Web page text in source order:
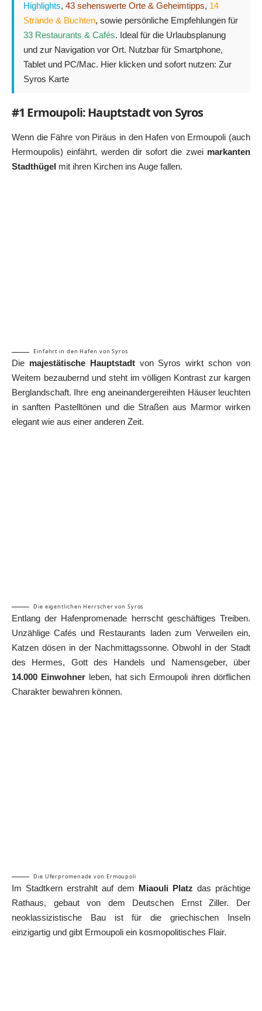
Highlights, 43 sehenswerte Orte & Geheimtipps, 14
Strände & Buchten, sowie persönliche Empfehlungen für
33 Restaurants & Cafés. Ideal für die Urlaubsplanung
und zur Navigation vor Ort. Nutzbar für Smartphone,
Tablet und PC/Mac. Hier klicken und sofort nutzen: Zur
Syros Karte
#1 Ermoupoli: Hauptstadt von Syros
Wenn die Fähre von Piräus in den Hafen von Ermoupoli (auch
Hermoupolis) einfährt, werden dir sofort die zwei markanten
Stadthügel mit ihren Kirchen ins Auge fallen.
Einfahrt in den Hafen von Syros
Die majestätische Hauptstadtvon Syros wirkt schon von
Weitem bezaubernd und steht im völligen Kontrast zur kargen
Berglandschaft. Ihre eng aneinandergereihten Häuser leuchten
in sanften Pastelltönen und die Straßen aus Marmor wirken
elegant wie aus einer anderen Zeit.
Die eigentlichen Herrscher von Syros
Entlang der Hafenpromenade herrscht geschäftiges Treiben.
Unzählige Cafés und Restaurants laden zum Verweilen ein,
Katzen dösen in der Nachmittagssonne. Obwohl in der Stadt
des Hermes, Gott des Handels und Namensgeber, über
14.000 Einwohnerleben, hat sich Ermoupoli ihren dörflichen
Charakter bewahren können.
Die Uferpromenade von Ermoupoli
Im Stadtkern erstrahlt auf dem Miaouli Platz das prächtige
Rathaus, gebaut von dem Deutschen Ernst Ziller. Der
neoklassizistische Bau ist für die griechischen Inseln
einzigartig und gibt Ermoupoli ein kosmopolitisches Flair.